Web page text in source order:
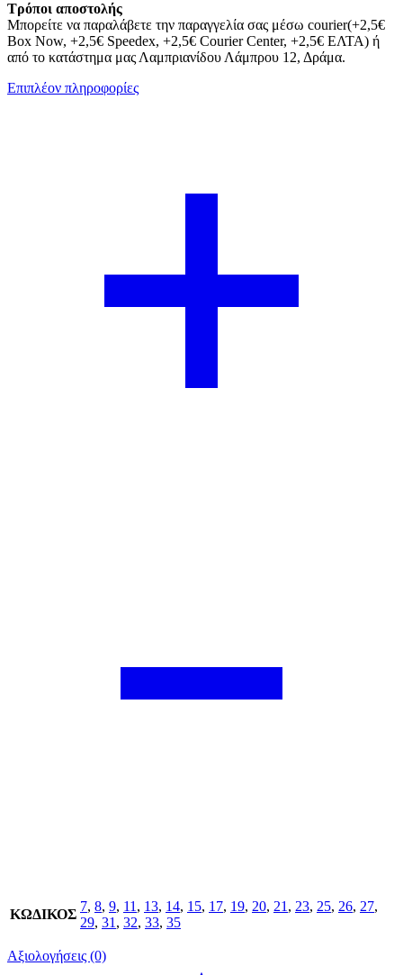
Τρόποι αποστολής
Μπορείτε να παραλάβετε την παραγγελία σας μέσω courier(+2,5€
Box Now, +2,5€ Speedex, +2,5€ Courier Center, +2,5€ ΕΛΤΑ) ή
από το κατάστημα μας Λαμπριανίδου Λάμπρου 12, Δράμα.
Επιπλέον πληροφορίες
ΚΩΔΙΚΟΣ
7, 8, 9, 11 , 13, 14, 15, 17, 19, 20, 21 , 23, 25, 26, 27,
29, 31 , 32, 33, 35
Αξιολογήσεις (0)